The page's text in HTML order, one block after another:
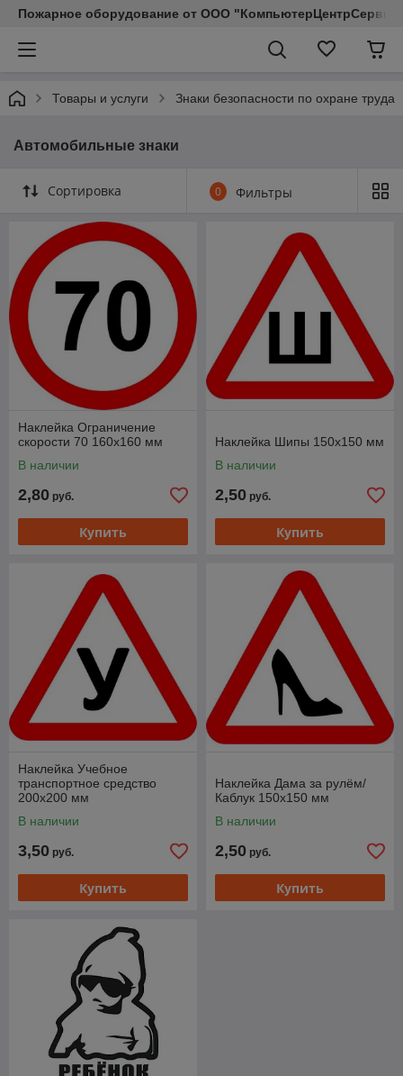
Пожарное оборудование от ООО "КомпьютерЦентрСервис
Товары и услуги Знаки безопасности по охране труда
Автомобильные знаки
Сортировка 0 Фильтры
Наклейка Ограничение
скорости 70 160х160 мм
В наличии
2,80 руб.
Купить
Наклейка Шипы 150х150 мм
В наличии
2,50 руб.
Купить
Наклейка Учебное
транспортное средство
200х200 мм
В наличии
3,50 руб.
Купить
Наклейка Дама за рулём/
Каблук 150х150 мм
В наличии
2,50 руб.
Купить